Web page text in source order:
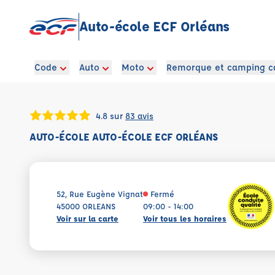
Auto-école ECF Orléans
Code Auto Moto Remorque et camping
4.8 sur 83 avis
AUTO-ÉCOLE AUTO-ÉCOLE ECF ORLÉANS
52, Rue Eugène Vignat
45000 ORLEANS
Voir sur la carte
Fermé
09:00 - 14:00
Voir tous les horaires